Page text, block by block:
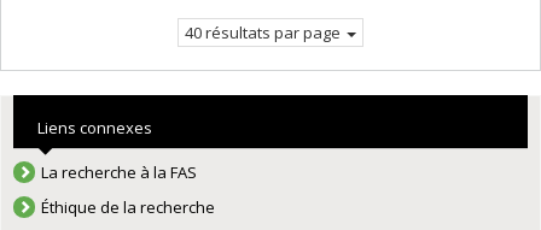
40 résultats par page
Liens connexes
La recherche à la FAS
Éthique de la recherche